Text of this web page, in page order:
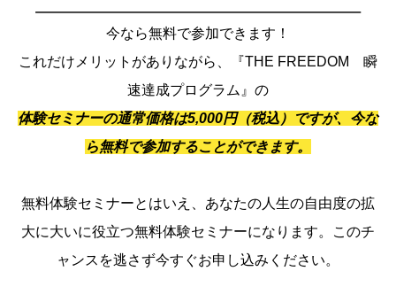
今なら無料で参加できます！
これだけメリットがありながら、『THE FREEDOM 瞬
速達成プログラム』の
体験セミナーの通常価格は5,000円（税込）ですが、今な
ら無料で参加することができます。
無料体験セミナーとはいえ、あなたの人生の自由度の拡
大に大いに役立つ無料体験セミナーになります。このチ
ャンスを逃さず今すぐお申し込みください。